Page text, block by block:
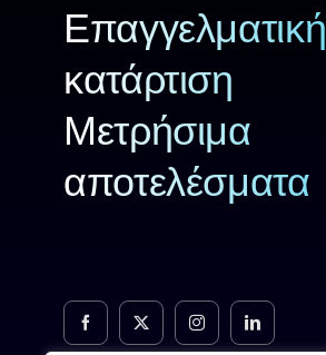
Επαγγελματική
κατάρτιση
Μετρήσιμα
αποτελέσματα